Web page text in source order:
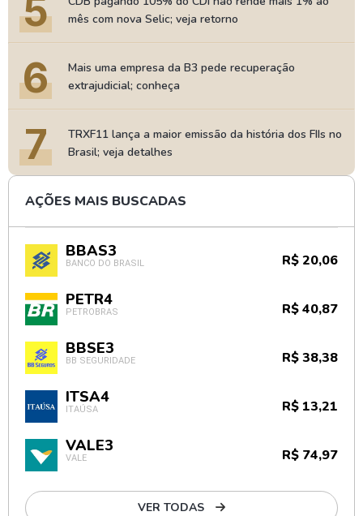
5
mês com nova Selic; veja retorno
6
Mais uma empresa da B3 pede recuperação
extrajudicial; conheça
7
TRXF11 lança a maior emissão da história dos FIIs no
Brasil; veja detalhes
AÇÕES MAIS BUSCADAS
BBAS3
BANCO DO BRASIL R$ 20,06
PETR4
PETROBRAS R$ 40,87
BBSE3
BB SEGURIDADE R$ 38,38
ITSA4
ITAÚSA R$ 13,21
VALE3
VALE R$ 74,97
VER TODAS